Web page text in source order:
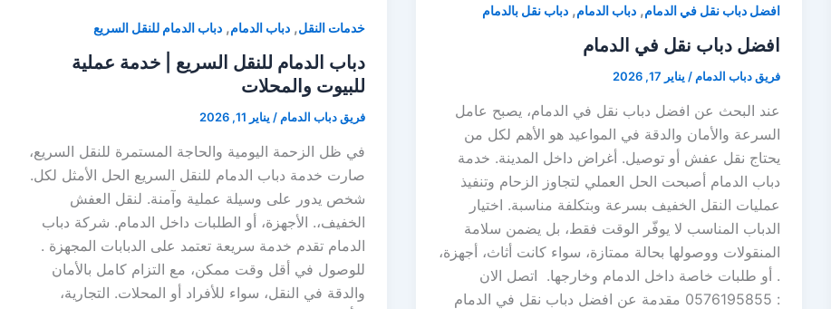
افضل دباب نقل في الدمام, دباب الدمام, دباب نقل بالدمام
افضل دباب نقل في الدمام
فريق دباب الدمام / يناير 17, 2026
عند البحث عن افضل دباب نقل في الدمام، يصبح عامل
السرعة والأمان والدقة في المواعيد هو الأهم لكل من
يحتاج نقل عفش أو توصيل. أغراض داخل المدينة. خدمة
دباب الدمام أصبحت الحل العملي لتجاوز الزحام وتنفيذ
عمليات النقل الخفيف بسرعة وبتكلفة مناسبة. اختيار
الدباب المناسب لا يوفّر الوقت فقط، بل يضمن سلامة
المنقولات ووصولها بحالة ممتازة، سواء كانت أثاث، أجهزة،
. أو طلبات خاصة داخل الدمام وخارجها. اتصل الان
: 0576195855 مقدمة عن افضل دباب نقل في الدمام
خدمات النقل,دباب الدمام,دباب الدمام للنقل السريع
دباب الدمام للنقل السريع | خدمة عملية
للبيوت والمحلات
فريق دباب الدمام/ يناير 11, 2026
في ظل الزحمة اليومية والحاجة المستمرة للنقل السريع،
صارت خدمة دباب الدمام للنقل السريع الحل الأمثل لكل.
شخص يدور على وسيلة عملية وآمنة. لنقل العفش
الخفيف،. الأجهزة، أو الطلبات داخل الدمام. شركة دباب
الدمام تقدم خدمة سريعة تعتمد على الدبابات المجهزة .
للوصول في أقل وقت ممكن، مع التزام كامل بالأمان
والدقة في النقل، سواء للأفراد أو المحلات. التجارية،